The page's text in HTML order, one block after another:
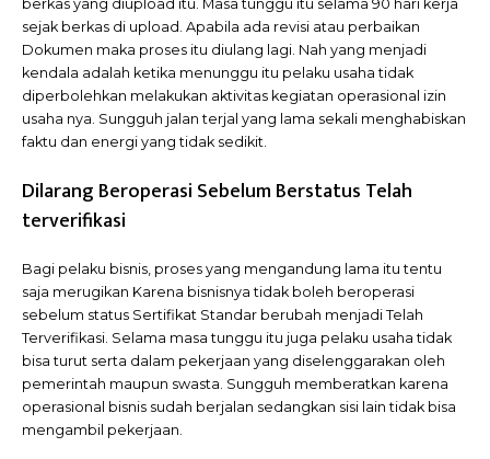
berkas yang diupload itu. Masa tunggu itu selama 90 hari kerja
sejak berkas di upload. Apabila ada revisi atau perbaikan
Dokumen maka proses itu diulang lagi. Nah yang menjadi
kendala adalah ketika menunggu itu pelaku usaha tidak
diperbolehkan melakukan aktivitas kegiatan operasional izin
usaha nya. Sungguh jalan terjal yang lama sekali menghabiskan
faktu dan energi yang tidak sedikit.
Dilarang Beroperasi Sebelum Berstatus Telah
terverifikasi
Bagi pelaku bisnis, proses yang mengandung lama itu tentu
saja merugikan Karena bisnisnya tidak boleh beroperasi
sebelum status Sertifikat Standar berubah menjadi Telah
Terverifikasi. Selama masa tunggu itu juga pelaku usaha tidak
bisa turut serta dalam pekerjaan yang diselenggarakan oleh
pemerintah maupun swasta. Sungguh memberatkan karena
operasional bisnis sudah berjalan sedangkan sisi lain tidak bisa
mengambil pekerjaan.